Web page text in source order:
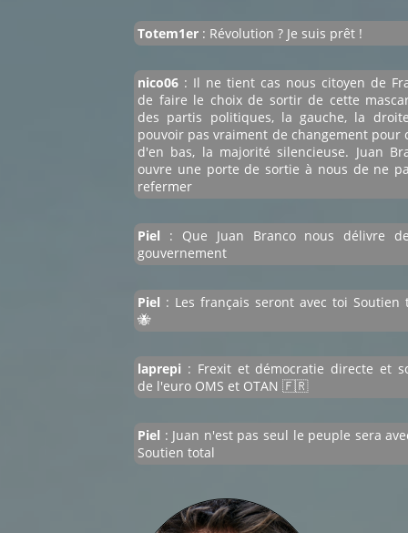
Totem1er : Révolution ? Je suis prêt !
nico06 : Il ne tient cas nous citoyen de
de faire le choix de sortir de cette
des partis politiques, la gauche, la
pouvoir pas vraiment de changement pour
d'en bas, la majorité silencieuse. Juan
ouvre une porte de sortie à nous de ne
refermer
Piel : Que Juan Branco nous délivre
gouvernement
Piel : Les français seront avec toi Soutien
🐝
laprepi : Frexit et démocratie directe et
de l'euro OMS et OTAN 🇫🇷
Piel : Juan n'est pas seul le peuple sera
Soutien total